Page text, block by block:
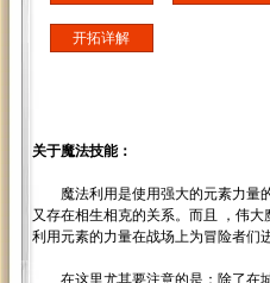
开拓详解
关于魔法技能：
魔法利用是使用强大的元素力量
又存在相生相克的关系。而且 ，伟
利用元素的力量在战场上为冒险者们
在这里尤其要注意的是：除了在城